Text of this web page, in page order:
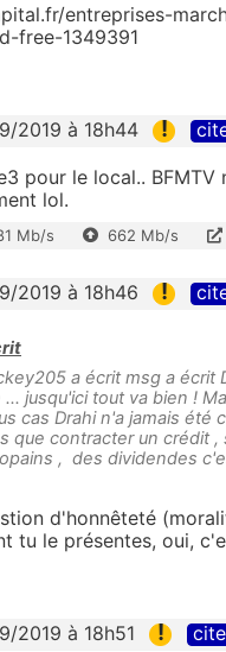
entreprises-
free-1349391
2019 à 18h44 !
pour le local..
lol.
Mb/s 662 Mb/s
2019 à 18h46 !
a écrit msg a écrit
... jusqu'ici tout va bien !
cas Drahi n'a jamais été
que contracter un crédit ,
, des dividendes
d'honnêteté
tu le présentes, oui,
2019 à 18h51 !